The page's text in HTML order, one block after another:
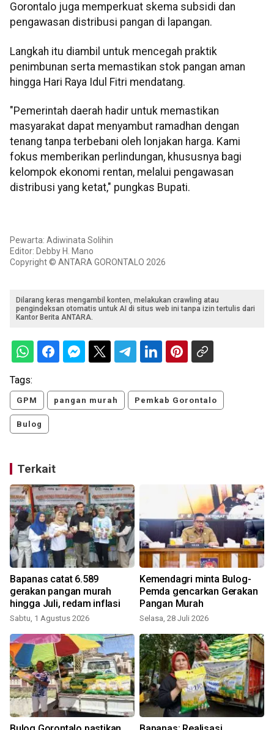
Gorontalo juga memperkuat skema subsidi dan
pengawasan distribusi pangan di lapangan.
Langkah itu diambil untuk mencegah praktik
penimbunan serta memastikan stok pangan aman
hingga Hari Raya Idul Fitri mendatang.
"Pemerintah daerah hadir untuk memastikan
masyarakat dapat menyambut ramadhan dengan
tenang tanpa terbebani oleh lonjakan harga. Kami
fokus memberikan perlindungan, khususnya bagi
kelompok ekonomi rentan, melalui pengawasan
distribusi yang ketat," pungkas Bupati.
Pewarta: Adiwinata Solihin
Editor: Debby H. Mano
Copyright © ANTARA GORONTALO 2026
Dilarang keras mengambil konten, melakukan crawling atau
pengindeksan otomatis untuk AI di situs web ini tanpa izin tertulis dari
Kantor Berita ANTARA.
Tags:
GPM pangan murah Pemkab Gorontalo
Bulog
Terkait
Bapanas catat 6.589
gerakan pangan murah
hingga Juli, redam inflasi
Sabtu, 1 Agustus 2026
Kemendagri minta Bulog-
Pemda gencarkan Gerakan
Pangan Murah
Selasa, 28 Juli 2026